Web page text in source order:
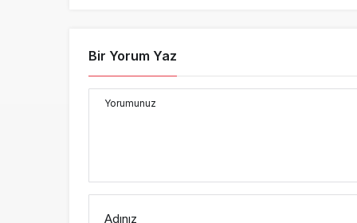
Bir Yorum Yaz
Yorumunuz
Adınız